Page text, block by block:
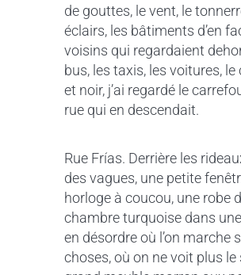
de gouttes, le vent, le
éclairs, les bâtiments d’en
voisins qui regardaient
bus, les taxis, les voitures, le
et noir, j’ai regardé le
rue qui en descendait.
Rue Frías. Derrière les
des vagues, une petite
horloge à coucou, une robe
chambre turquoise dans
en désordre où l’on marche
choses, où on ne voit plus le